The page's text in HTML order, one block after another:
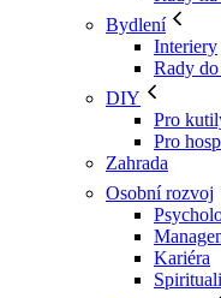
Bydlení
Interiery
Rady
DIY
Pro
Pro
Zahrada
Osobní rozvoj
Kariéra